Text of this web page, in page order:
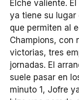
Elche valiente.
ya tiene su lugar
que permiten al
Champions, con
victorias, tres
jornadas. El
suele pasar en
minuto 1, Jofre